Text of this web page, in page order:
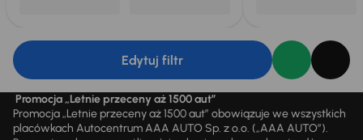
Edytuj filtr
Promocja „Letnie przeceny aż 1500 aut”
Promocja „Letnie przeceny aż 1500 aut” obowiązuje we wszystkich
placówkach Autocentrum AAA AUTO Sp. z o.o. („AAA AUTO”).